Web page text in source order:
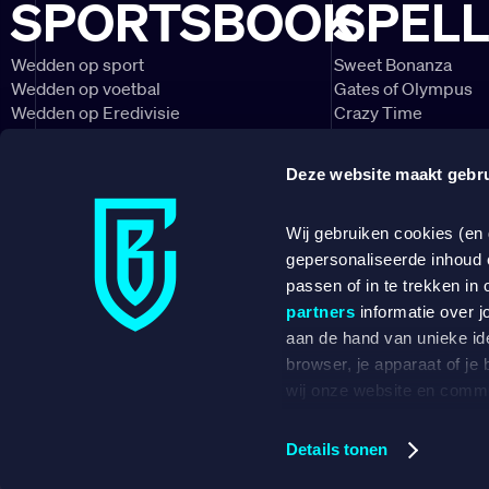
Deze website maakt
Wij gebruiken cookies
gepersonaliseerde
passen of in te trekken in
partners informatie over
aan de hand van unieke
browser, je apparaat of je
wij onze website en
volgende doeleinden:
Details tonen
Regels
de
Bij gelijke
regels om
wordt er
verlies.
Allereerst
de
onderlinge
Als er dan
SPORTSBOOK
Wedden op sport
Wedden op voetbal
Wedden op Eredivisie
Sweet Bonanza
Gates of Olympus
Crazy Time
Book of Dead
CONTACT NIEUWSBRIEF
DOWNLOAD ONZE APP
Betent